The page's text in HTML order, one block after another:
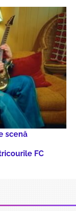
scenă
FC